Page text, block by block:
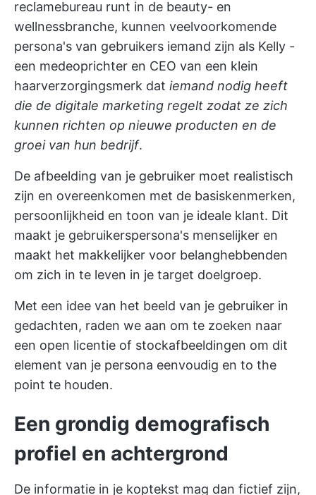
reclamebureau runt in de beauty- en
wellnessbranche, kunnen veelvoorkomende
persona's van gebruikers iemand zijn als Kelly -
een medeoprichter en CEO van een klein
haarverzorgingsmerk dat iemand nodig heeft
die de digitale marketing regelt zodat ze zich
kunnen richten op nieuwe producten en de
groei van hun bedrijf.
De afbeelding van je gebruiker moet realistisch
zijn en overeenkomen met de basiskenmerken,
persoonlijkheid en toon van je ideale klant. Dit
maakt je gebruikerspersona's menselijker en
maakt het makkelijker voor belanghebbenden
om zich in te leven in je target doelgroep.
Met een idee van het beeld van je gebruiker in
gedachten, raden we aan om te zoeken naar
een open licentie of stockafbeeldingen om dit
element van je persona eenvoudig en to the
point te houden.
Een grondig demografisch
profiel en achtergrond
De informatie in je koptekst mag dan fictief zijn,